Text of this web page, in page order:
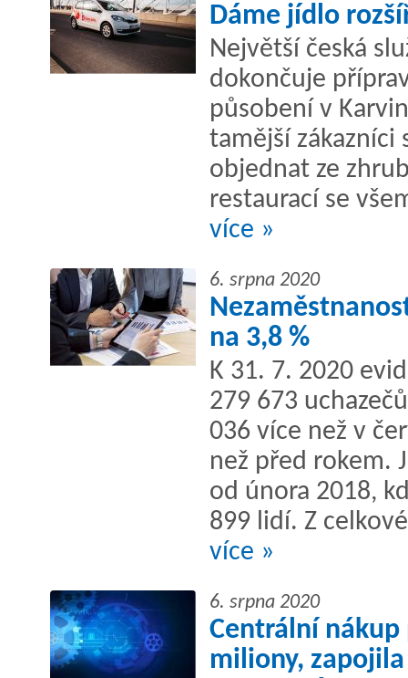
Dáme jídlo
Největší česká
dokončuje
působení v
tamější zákazníci
objednat ze
restaurací se
více »
6. srpna 2020
na 3,8 %
K 31. 7. 2020
279 673
036 více než v
než před rokem.
od února 2018,
899 lidí. Z
více »
6. srpna 2020
Centrální
miliony,